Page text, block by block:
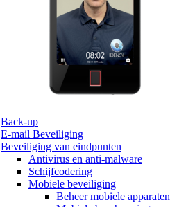
Back-up
E-mail Beveiliging
Beveiliging van eindpunten
Antivirus en anti-malware
Schijfcodering
Mobiele beveiliging
Beheer mobiele apparaten